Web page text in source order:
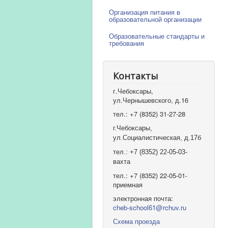
Организация питания в
образовательной организации
Образовательные стандарты и
требования
Контакты
г.Чебоксары,
ул.Чернышевского, д.16
тел.: +7 (8352) 31-27-28
г.Чебоксары,
ул.Социалистическая, д.17б
тел.: +7 (8352) 22-05-03-
вахта
тел.: +7 (8352) 22-05-01-
приемная
электронная почта:
cheb-school61@rchuv.ru
Схема проезда